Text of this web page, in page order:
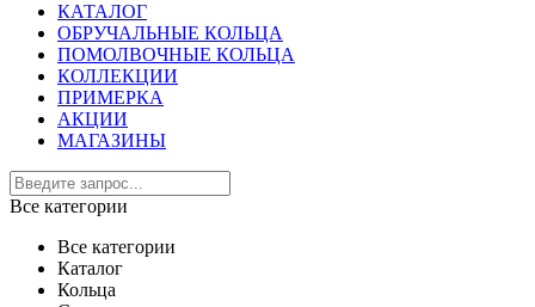
КАТАЛОГ
ОБРУЧАЛЬНЫЕ КОЛЬЦА
ПОМОЛВОЧНЫЕ КОЛЬЦА
КОЛЛЕКЦИИ
ПРИМЕРКА
АКЦИИ
МАГАЗИНЫ
Все категории
Все категории
Каталог
Кольца